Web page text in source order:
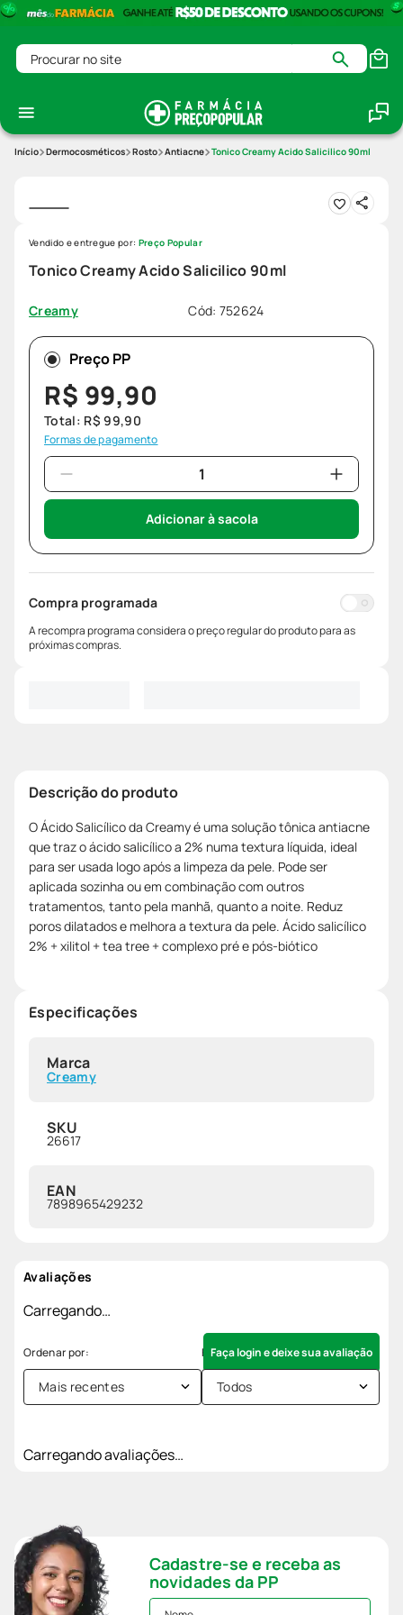
Procurar no site
Dermocosméticos Rosto Antiacne Tonico Creamy Acido Salicilico 90ml
Tonico Creamy Acido Salicilico 90ml
Creamy Cód: 752624
Vendido e entregue por: Preço Popular
Preço PP
R$ 99,90
Total: R$ 99,90
Formas de pagamento
Adicionar à sacola
Compra programada
A recompra programa considera o preço regular do produto para as
próximas compras.
Descrição do produto
O Ácido Salicílico da Creamy é uma solução tônica antiacne
que traz o ácido salicílico a 2% numa textura líquida, ideal
para ser usada logo após a limpeza da pele. Pode ser
aplicada sozinha ou em combinação com outros
tratamentos, tanto pela manhã, quanto a noite. Reduz
poros dilatados e melhora a textura da pele. Ácido salicílico
2% + xilitol + tea tree + complexo pré e pós-biótico
Especificações
Marca
Creamy
SKU
26617
EAN
7898965429232
Avaliações
Carregando…
Faça login e deixe sua avaliação
Mais recentes Todos
Carregando avaliações…
Cadastre-se e receba as
novidades da PP